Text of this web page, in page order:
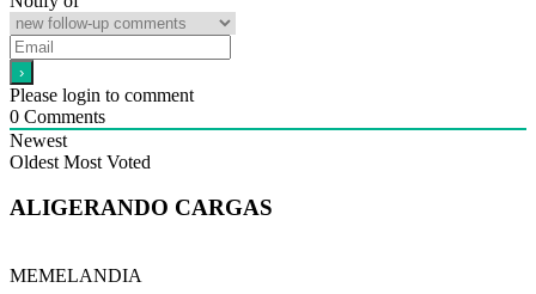
Please login to comment
0 Comments
Newest
Oldest Most Voted
ALIGERANDO CARGAS
MEMELANDIA